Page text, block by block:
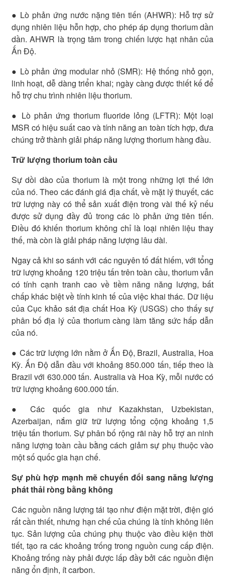
● Lò phản ứng nước nặng tiên tiến (AHWR): Hỗ trợ sử
dụng nhiên liệu hỗn hợp, cho phép áp dụng thorium dần
dần. AHWR là trọng tâm trong chiến lược hạt nhân của
Ấn Độ.
● Lò phản ứng modular nhỏ (SMR): Hệ thống nhỏ gọn,
linh hoạt, dễ dàng triển khai; ngày càng được thiết kế để
hỗ trợ chu trình nhiên liệu thorium.
● Lò phản ứng thorium fluoride lỏng (LFTR): Một loại
MSR có hiệu suất cao và tính năng an toàn tích hợp, đưa
chúng trở thành giải pháp năng lượng thorium hàng đầu.
Trữ lượng thorium toàn cầu
Sự dồi dào của thorium là một trong những lợi thế lớn
của nó. Theo các đánh giá địa chất, về mặt lý thuyết, các
trữ lượng này có thể sản xuất điện trong vài thế kỷ nếu
được sử dụng đầy đủ trong các lò phản ứng tiên tiến.
Điều đó khiến thorium không chỉ là loại nhiên liệu thay
thế, mà còn là giải pháp năng lượng lâu dài.
Ngay cả khi so sánh với các nguyên tố đất hiếm, với tổng
trữ lượng khoảng 120 triệu tấn trên toàn cầu, thorium vẫn
có tính cạnh tranh cao về tiềm năng năng lượng, bất
chấp khác biệt về tính kinh tế của việc khai thác. Dữ liệu
của Cục khảo sát địa chất Hoa Kỳ (USGS) cho thấy sự
phân bố địa lý của thorium càng làm tăng sức hấp dẫn
của nó.
● Các trữ lượng lớn nằm ở Ấn Độ, Brazil, Australia, Hoa
Kỳ. Ấn Độ dẫn đầu với khoảng 850.000 tấn, tiếp theo là
Brazil với 630.000 tấn. Australia và Hoa Kỳ, mỗi nước có
trữ lượng khoảng 600.000 tấn.
● Các quốc gia như Kazakhstan, Uzbekistan,
Azerbaijan, nắm giữ trữ lượng tổng cộng khoảng 1,5
triệu tấn thorium. Sự phân bố rộng rãi này hỗ trợ an ninh
năng lượng toàn cầu bằng cách giảm sự phụ thuộc vào
một số quốc gia hạn chế.
Sự phù hợp mạnh mẽ chuyển đổi sang năng lượng
phát thải ròng bằng không
Các nguồn năng lượng tái tạo như điện mặt trời, điện gió
rất cần thiết, nhưng hạn chế của chúng là tính không liên
tục. Sản lượng của chúng phụ thuộc vào điều kiện thời
tiết, tạo ra các khoảng trống trong nguồn cung cấp điện.
Khoảng trống này phải được lấp đầy bởi các nguồn điện
năng ổn định, ít carbon.